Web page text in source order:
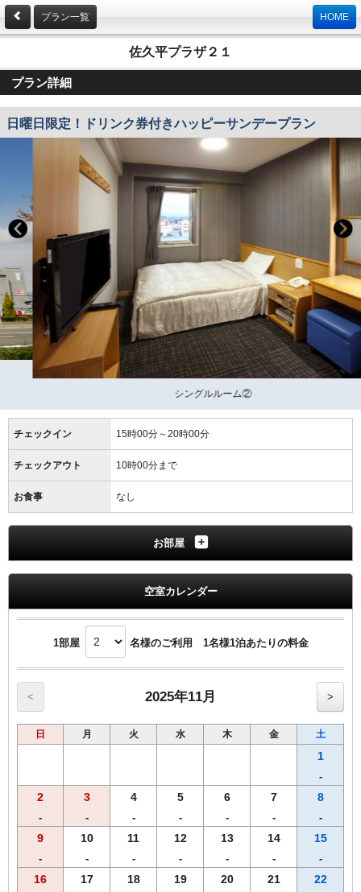
プラン一覧 HOME
佐久平プラザ２１
プラン詳細
日曜日限定！ドリンク券付きハッピーサンデープラン
シングルルーム②
チェックイン 15時00分～20時00分
チェックアウト 10時00分まで
お食事 なし
お部屋
空室カレンダー
1部屋 名様のご利用 1名様1泊あたりの料金
< 2025年11月 >
日 月 火 水 木 金 土
1
-
2
-
3
-
4
-
5
-
6
-
7
-
8
-
9
-
10
-
11
-
12
-
13
-
14
-
15
-
16 17 18 19 20 21 22